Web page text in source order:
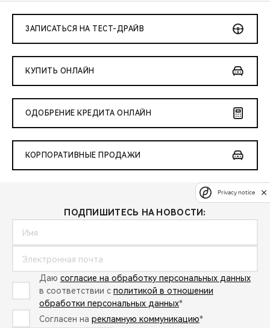
ЗАПИСАТЬСЯ НА ТЕСТ-ДРАЙВ
КУПИТЬ ОНЛАЙН
ОДОБРЕНИЕ КРЕДИТА ОНЛАЙН
КОРПОРАТИВНЫЕ ПРОДАЖИ
ПОДПИШИТЕСЬ НА НОВОСТИ:
Даю согласие на обработку персональных данных
в соответствии с политикой в отношении
обработки персональных данных*
Согласен на рекламную коммуникацию*
Privacy notice